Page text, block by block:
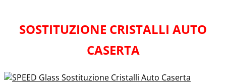
SOSTITUZIONE CRISTALLI AUTO
CASERTA